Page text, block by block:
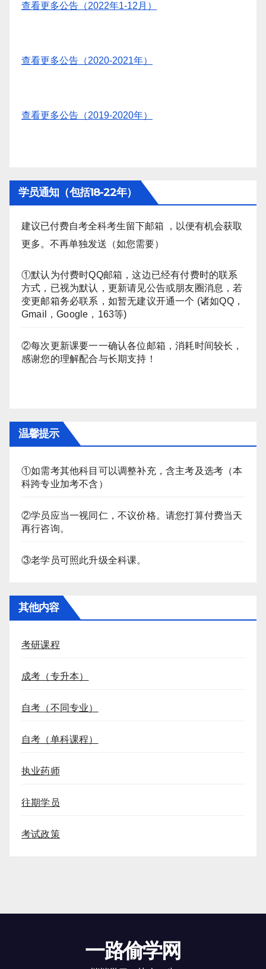
查看更多公告（2022年1-12月）
查看更多公告（2020-2021年）
查看更多公告（2019-2020年）
学员通知（包括18-22年）
建议已付费自考全科考生留下邮箱 ，以便有机会获取
更多。不再单独发送（如您需要）
①默认为付费时QQ邮箱，这边已经有付费时的联系
方式，已视为默认，更新请见公告或朋友圈消息，若
变更邮箱务必联系，如暂无建议开通一个 (诸如QQ，
Gmail，Google，163等)
②每次更新课要一一确认各位邮箱，消耗时间较长，
感谢您的理解配合与长期支持！
温馨提示
①如需考其他科目可以调整补充，含主考及选考（本
科跨专业加考不含）
②学员应当一视同仁，不议价格。请您打算付费当天
再行咨询。
③老学员可照此升级全科课。
其他内容
考研课程
成考（专升本）
自考（不同专业）
自考（单科课程）
执业药师
往期学员
考试政策
一路偷学网